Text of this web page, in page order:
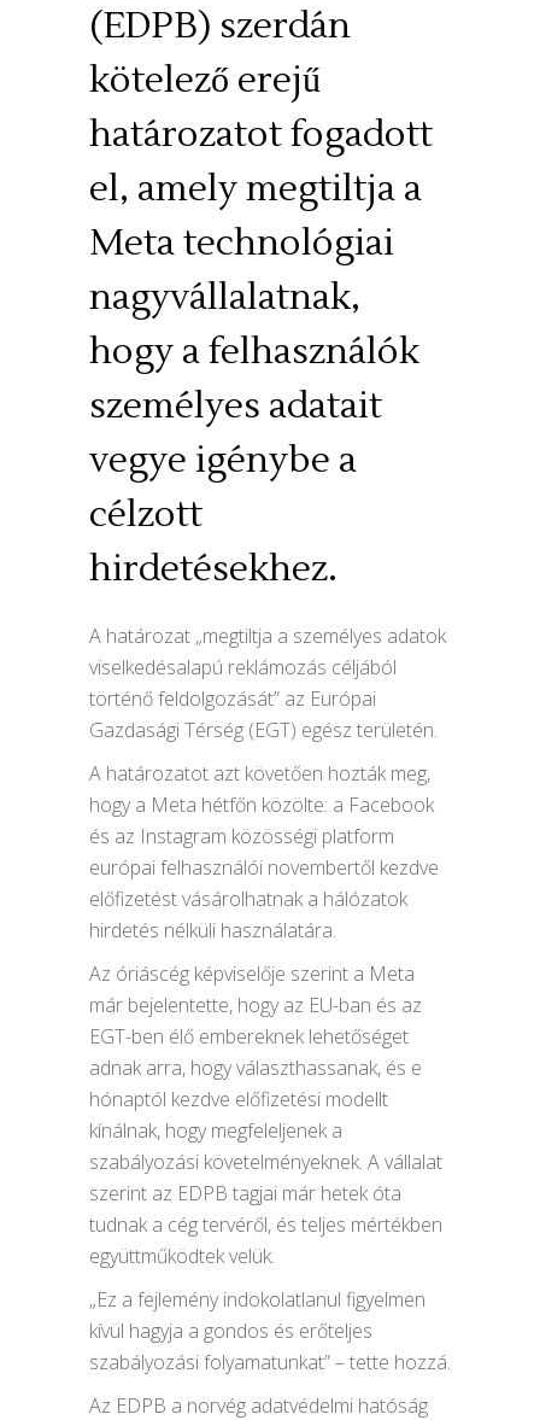
(EDPB) szerdán
kötelező erejű
határozatot fogadott
el, amely megtiltja a
Meta technológiai
nagyvállalatnak,
hogy a felhasználók
személyes adatait
vegye igénybe a
célzott
hirdetésekhez.
A határozat „megtiltja a személyes adatok
viselkedésalapú reklámozás céljából
történő feldolgozását” az Európai
Gazdasági Térség (EGT) egész területén.
A határozatot azt követően hozták meg,
hogy a Meta hétfőn közölte: a Facebook
és az Instagram közösségi platform
európai felhasználói novembertől kezdve
előfizetést vásárolhatnak a hálózatok
hirdetés nélküli használatára.
Az óriáscég képviselője szerint a Meta
már bejelentette, hogy az EU-ban és az
EGT-ben élő embereknek lehetőséget
adnak arra, hogy választhassanak, és e
hónaptól kezdve előfizetési modellt
kínálnak, hogy megfeleljenek a
szabályozási követelményeknek. A vállalat
szerint az EDPB tagjai már hetek óta
tudnak a cég tervéről, és teljes mértékben
együttműködtek velük.
„Ez a fejlemény indokolatlanul figyelmen
kívül hagyja a gondos és erőteljes
szabályozási folyamatunkat” – tette hozzá.
Az EDPB a norvég adatvédelmi hatóság